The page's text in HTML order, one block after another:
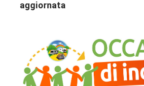
aggiornata